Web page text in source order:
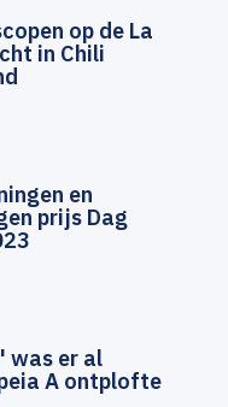
op de La
in Chili
en
prijs Dag
was er al
A ontplofte